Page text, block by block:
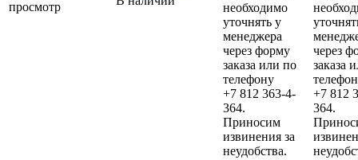
просмотр
необходимо
уточнять у
менеджера
через форму
заказа или по
телефону
+7 812 363-4-
364.
Приносим
извинения за
неудобства.
через
заказа
+7 812
364.